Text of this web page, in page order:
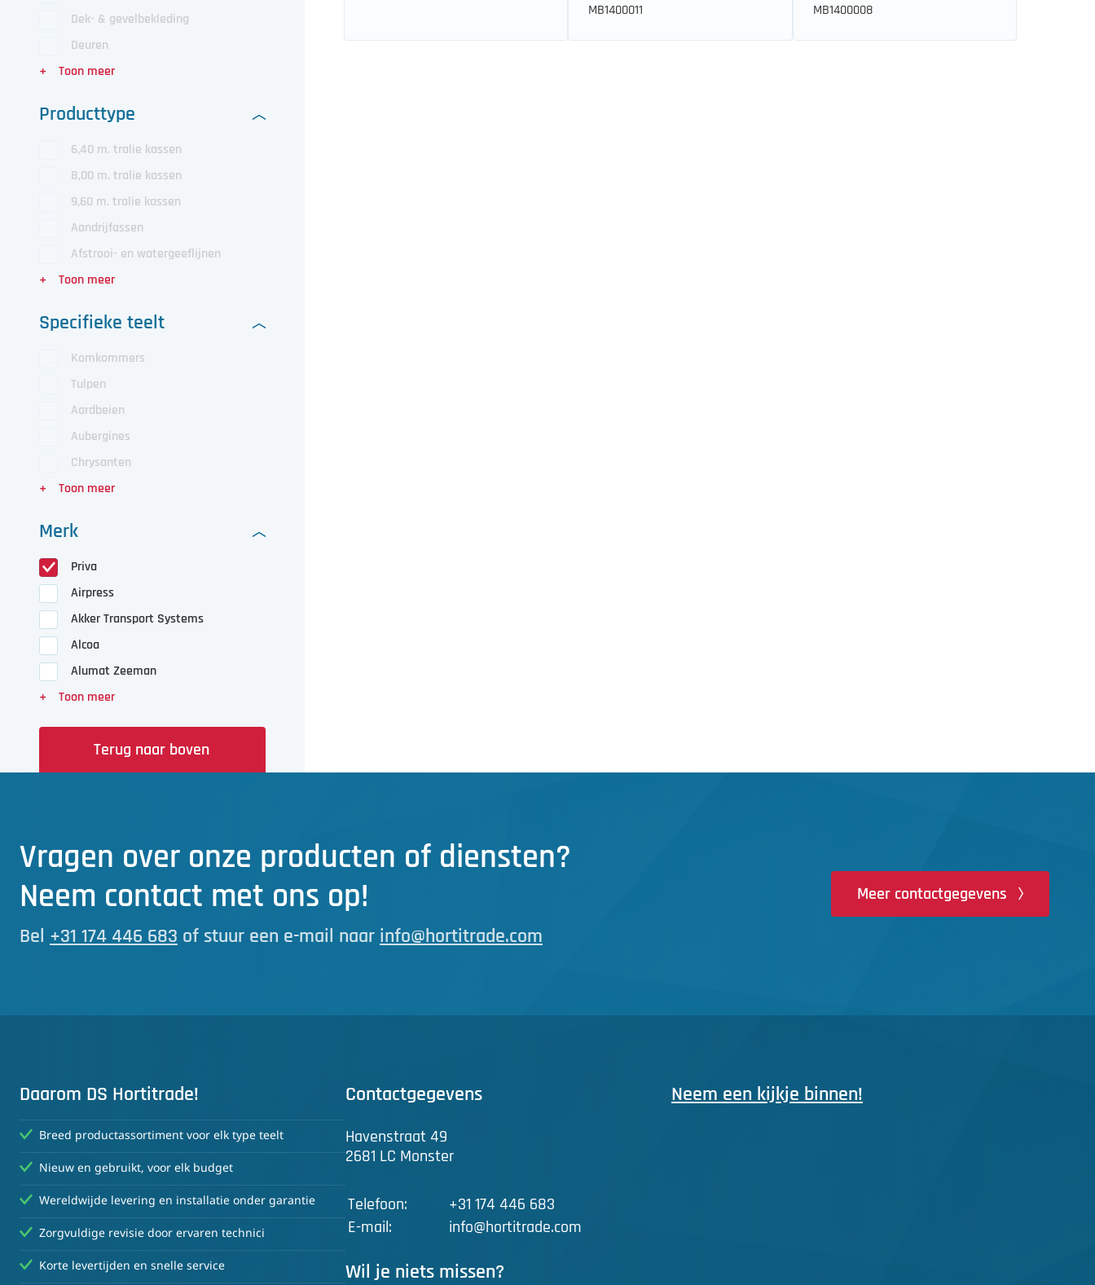
Dek- & gevelbekleding
Deuren
Producttype
6,40 m. tralie kassen
8,00 m. tralie kassen
9,60 m. tralie kassen
Aandrijfassen
Afstrooi- en watergeeflijnen
Specifieke teelt
Komkommers
Tulpen
Aardbeien
Aubergines
Chrysanten
Merk
Priva
Airpress
Akker Transport Systems
Alcoa
Alumat Zeeman
Terug naar boven
MB1400011 MB1400008
Vragen over onze producten of diensten?
Neem contact met ons op!
Bel +31 174 446 683 of stuur een e-mail naar info@hortitrade.com
Meer contactgegevens
Daarom DS Hortitrade!
Breed productassortiment voor elk type teelt
Nieuw en gebruikt, voor elk budget
Wereldwijde levering en installatie onder garantie
Zorgvuldige revisie door ervaren technici
Korte levertijden en snelle service
Contactgegevens
Havenstraat 49
2681 LC Monster
Telefoon:
+31 174 446 683
E-mail:
info@hortitrade.com
Wil je niets missen?
Neem een kijkje binnen!